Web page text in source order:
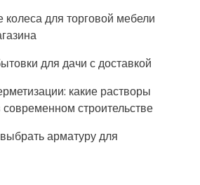
для торговой мебели
для дачи с доставкой
какие растворы
строительстве
арматуру для